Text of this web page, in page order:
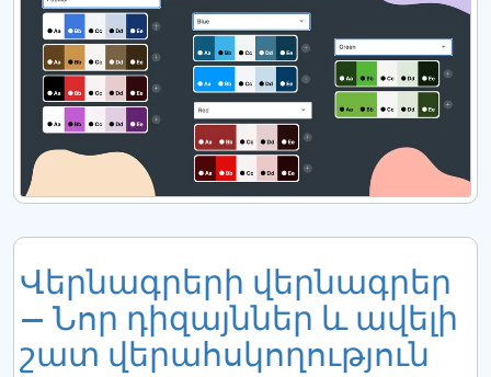
Վերնագրերի վերնագրեր
— Նոր դիզայններ և ավելի
շատ վերահսկողություն